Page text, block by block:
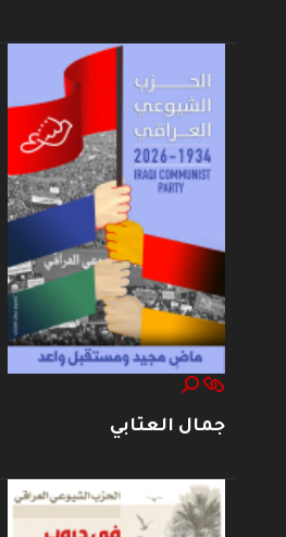
جمال العتابي